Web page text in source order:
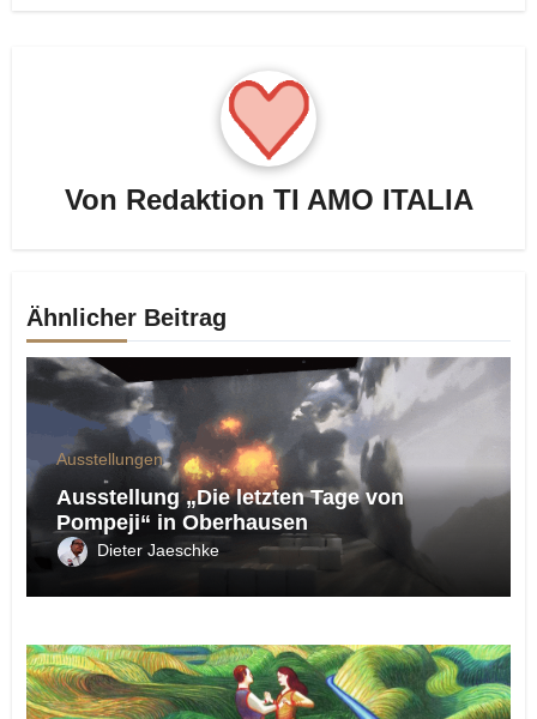
Von Redaktion TI AMO ITALIA
Ähnlicher Beitrag
Ausstellungen
Ausstellung „Die letzten Tage von
Pompeji“ in Oberhausen
Dieter Jaeschke